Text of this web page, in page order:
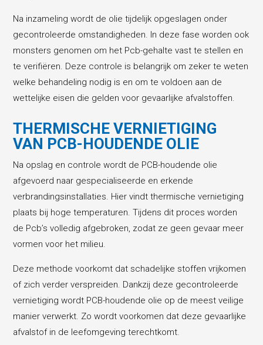
Na inzameling wordt de olie tijdelijk opgeslagen onder
gecontroleerde omstandigheden. In deze fase worden ook
monsters genomen om het Pcb-gehalte vast te stellen en
te verifiëren. Deze controle is belangrijk om zeker te weten
welke behandeling nodig is en om te voldoen aan de
wettelijke eisen die gelden voor gevaarlijke afvalstoffen.
THERMISCHE VERNIETIGING
VAN PCB-HOUDENDE OLIE
Na opslag en controle wordt de PCB-houdende olie
afgevoerd naar gespecialiseerde en erkende
verbrandingsinstallaties. Hier vindt thermische vernietiging
plaats bij hoge temperaturen. Tijdens dit proces worden
de Pcb’s volledig afgebroken, zodat ze geen gevaar meer
vormen voor het milieu.
Deze methode voorkomt dat schadelijke stoffen vrijkomen
of zich verder verspreiden. Dankzij deze gecontroleerde
vernietiging wordt PCB-houdende olie op de meest veilige
manier verwerkt. Zo wordt voorkomen dat deze gevaarlijke
afvalstof in de leefomgeving terechtkomt.